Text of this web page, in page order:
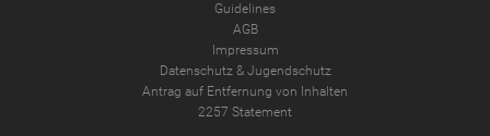
Guidelines
AGB
Impressum
Datenschutz& Jugendschutz
Antrag auf Entfernung von Inhalten
2257 Statement